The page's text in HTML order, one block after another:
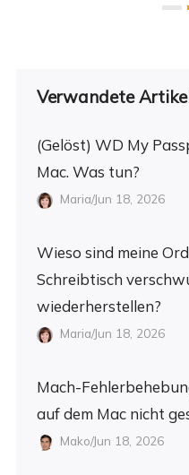
Verwandete
(Gelöst) WD My
Mac. Was tun?
Maria/Jun 18, 2026
Wieso sind meine
Schreibtisch
wiederherstellen?
Maria/Jun 18, 2026
Mach-
auf dem Mac nicht
Mako/Jun 18, 2026